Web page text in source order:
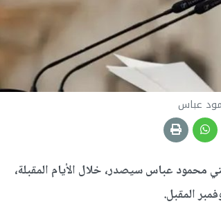
عباس
محمود عباس سيصدر، خلال الأيام المقبلة،